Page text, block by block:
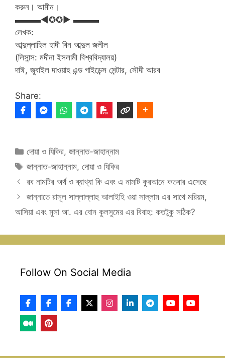
করুন। আমীন।
▬▬▬◄✪✪► ▬▬▬
লেখক:
আব্দুল্লাহিল হাদী বিন আব্দুল জলীল
(লিসান্স: মদীনা ইসলামী বিশ্ববিদ্যালয়)
দাঈ, জুবাইল দাওয়াহ এন্ড গাইডেন্স সেন্টার, সৌদী আরব
Share:
Categories
দোয়া ও যিকির,জান্নাত-জাহান্নাম
Tags
জান্নাত-জাহান্নাম,দোয়া ও যিকির
রব নামটির অর্থ ও ব্যাখ্যা কি এবং এ নামটি কুরআনে কতবার এসেছে
জান্নাতে রাসূল সাল্লাল্লাহু আলাইহি ওয়া সাল্লাম এর সাথে মরিয়ম,
আসিয়া এবং মুসা আ. এর বোন কুলসুমের এর বিবাহ: কতটুকু সঠিক?
Follow On Social Media